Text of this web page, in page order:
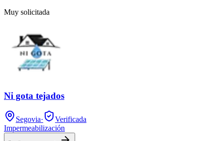
Muy solicitada
Ni gota tejados
Segovia·
Verificada
Impermeabilización